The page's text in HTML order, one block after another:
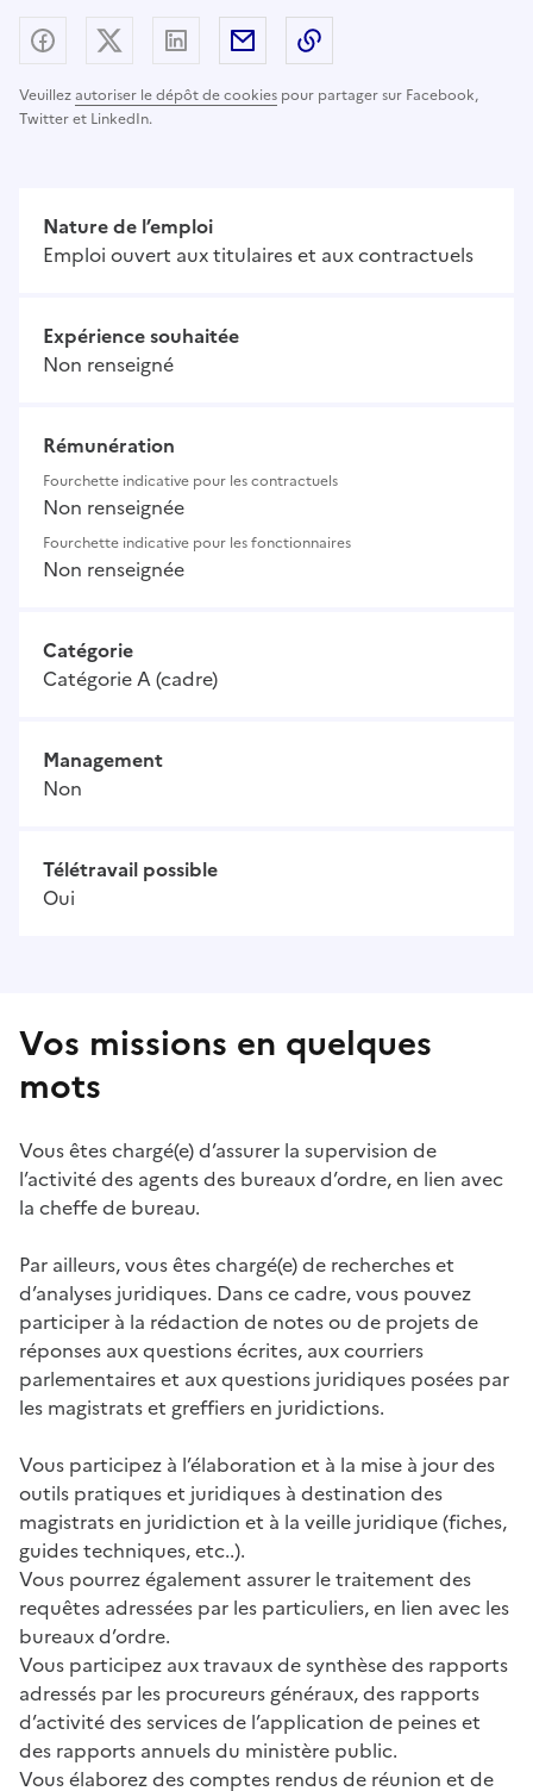
Veuillezautoriser le dépôt de cookies pour partager sur Facebook,
Twitter et LinkedIn.
Partager sur Facebook
Partager sur X (anciennement Twitter) -
Partager sur LinkedIn
Partager par email
Nature de l’emploi
Emploi ouvert aux titulaires et aux contractuels
Expérience souhaitée
Non renseigné
Rémunération
Fourchette indicative pour les contractuels
Non renseignée
Fourchette indicative pour les fonctionnaires
Non renseignée
Catégorie
Catégorie A (cadre)
Management
Non
Télétravail possible
Oui
Vos missions en quelques
mots
Vous êtes chargé(e) d’assurer la supervision de
l’activité des agents des bureaux d’ordre, en lien avec
la cheffe de bureau.
Par ailleurs, vous êtes chargé(e) de recherches et
d’analyses juridiques. Dans ce cadre, vous pouvez
participer à la rédaction de notes ou de projets de
réponses aux questions écrites, aux courriers
parlementaires et aux questions juridiques posées par
les magistrats et greffiers en juridictions.
Vous participez à l’élaboration et à la mise à jour des
outils pratiques et juridiques à destination des
magistrats en juridiction et à la veille juridique (fiches,
guides techniques, etc..).
Vous pourrez également assurer le traitement des
requêtes adressées par les particuliers, en lien avec les
bureaux d’ordre.
Vous participez aux travaux de synthèse des rapports
adressés par les procureurs généraux, des rapports
d’activité des services de l’application de peines et
des rapports annuels du ministère public.
Vous élaborez des comptes rendus de réunion et de